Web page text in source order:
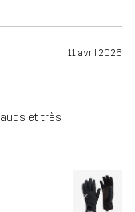
11 avril 2026
et très